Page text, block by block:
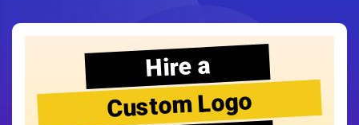
Hire a
Custom Logo